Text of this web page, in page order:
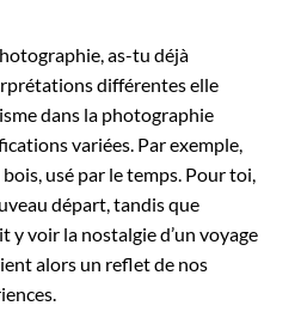
as-tu déjà
différentes elle
dans la photographie
variées. Par exemple,
usé par le temps. Pour toi,
départ, tandis que
y voir la nostalgie d’un voyage
alors un reflet de nos